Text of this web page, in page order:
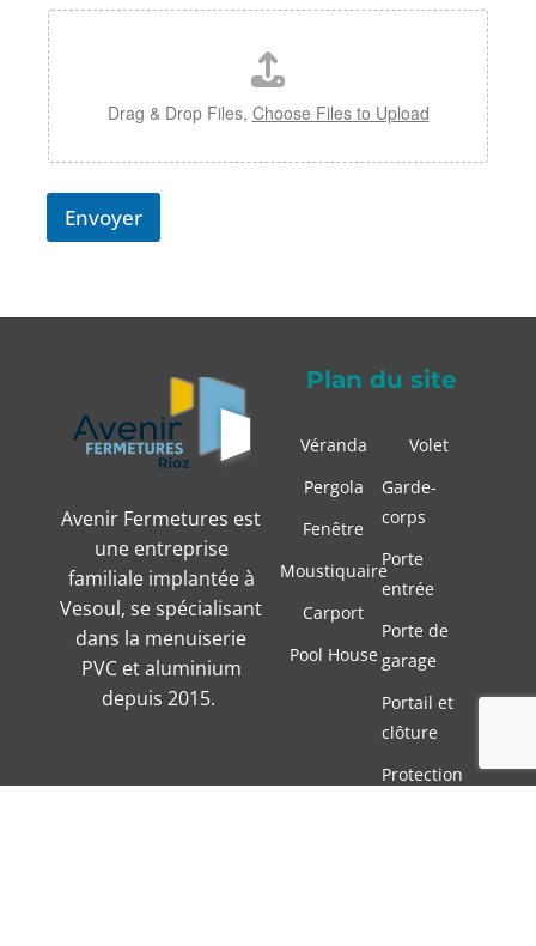
Drag & Drop Files, Choose Files to Upload
Envoyer
Avenir Fermetures est
une entreprise
familiale implantée à
Vesoul, se spécialisant
dans la menuiserie
PVC et aluminium
depuis 2015.
Plan du site
Véranda
Pergola
Fenêtre
Moustiquaire
Carport
Pool House
Volet
Garde-
corps
Porte
entrée
Porte de
garage
Portail et
clôture
Protection